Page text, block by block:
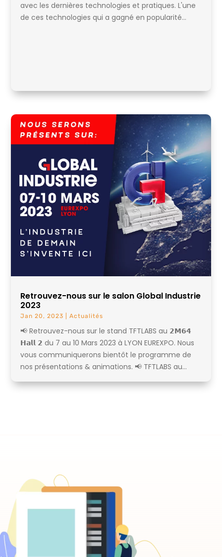
avec les dernières technologies et pratiques. L'une
de ces technologies qui a gagné en popularité...
Retrouvez-nous sur le salon Global Industrie
2023
Jan 20, 2023 |Actualités
📢 Retrouvez-nous sur le stand TFTLABS au 𝟮𝗠𝟲𝟰
𝗛𝗮𝗹𝗹 𝟮 du 7 au 10 Mars 2023 à LYON EUREXPO. Nous
vous communiquerons bientôt le programme de
nos présentations & animations. 📢 TFTLABS au...